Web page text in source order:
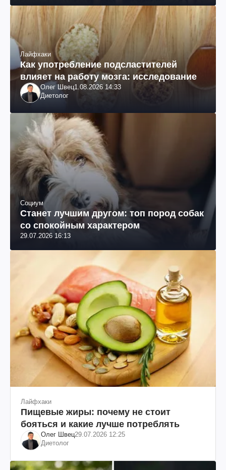
Лайфхаки
Как употребление подсластителей
влияет на работу мозга: исследование
Олег Швец1.08.2026 14:33
Диетолог
Социум
Станет лучшим другом: топ пород собак
со спокойным характером
29.07.2026 16:13
Лайфхаки
Пищевые жиры: почему не стоит
бояться и какие лучше потреблять
Олег Швец29.07.2026 12:25
Диетолог